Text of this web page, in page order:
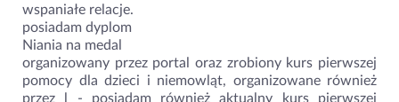
wspaniałe relacje.
posiadam dyplom
Niania na medal
organizowany przez portal oraz zrobiony kurs pierwszej
pomocy dla dzieci i niemowląt, organizowane również
przez l - posiadam również aktualny kurs pierwszej